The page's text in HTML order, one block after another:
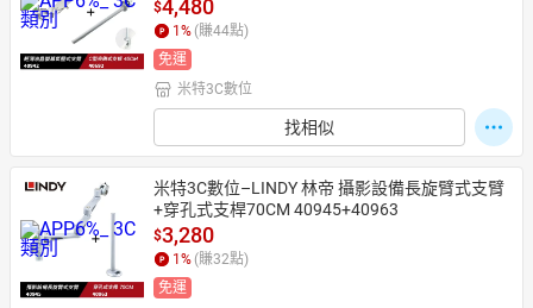
$4,480
1 % (賺44點)
免運
米特3C數位
找相似
米特3C數位–LINDY 林帝 攝影設備長旋臂式支臂
+穿孔式支桿70CM 40945+40963
$3,280
1 % (賺32點)
免運